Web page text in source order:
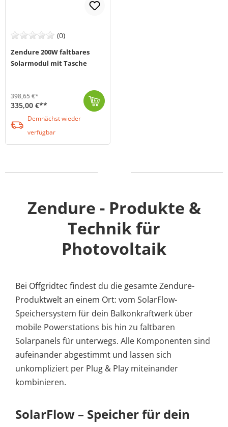
(0)
Zendure 200W faltbares
Solarmodul mit Tasche
398,65 €*
335,00 €**
Demnächst wieder
verfügbar
Zendure - Produkte &
Technik für
Photovoltaik
Bei Offgridtec findest du die gesamte Zendure-
Produktwelt an einem Ort: vom SolarFlow-
Speichersystem für dein Balkonkraftwerk über
mobile Powerstations bis hin zu faltbaren
Solarpanels für unterwegs. Alle Komponenten sind
aufeinander abgestimmt und lassen sich
unkompliziert per Plug & Play miteinander
kombinieren.
SolarFlow – Speicher für dein